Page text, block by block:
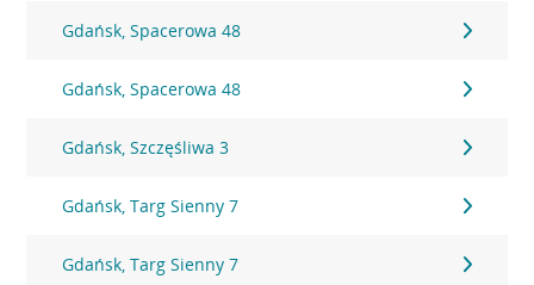
Gdańsk, Spacerowa 48
Gdańsk, Spacerowa 48
Gdańsk, Szczęśliwa 3
Gdańsk, Targ Sienny 7
Gdańsk, Targ Sienny 7